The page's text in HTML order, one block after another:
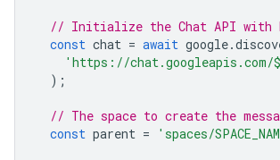
// Initialize the Chat API with
const chat = await google.
'https://chat.googleapis.com/
);
// The space to create the
const parent = 'spaces/